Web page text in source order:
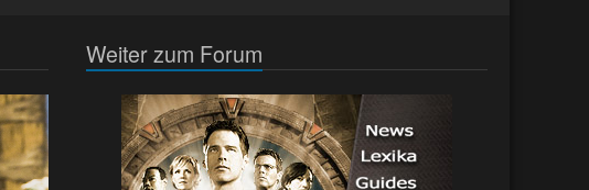
Weiter zum Forum